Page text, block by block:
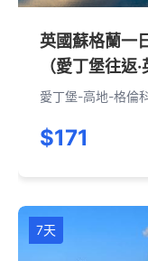
英國蘇格蘭一
（愛丁堡往返·
愛丁堡-高地-格倫
$171
7天